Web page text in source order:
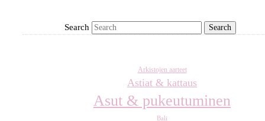
Search
Arkistojen aarteet
Astiat & kattaus
Asut & pukeutuminen
Bali